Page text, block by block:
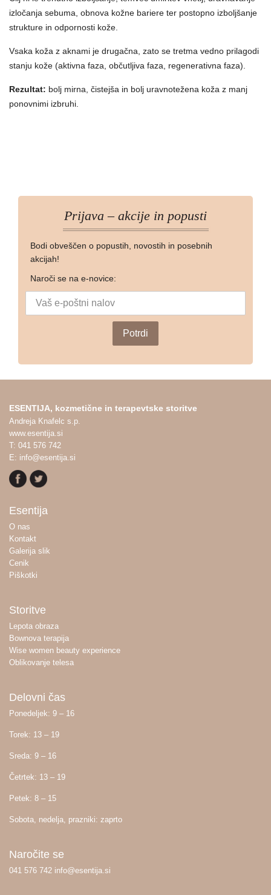
izločanja sebuma, obnova kožne bariere ter postopno izboljšanje
strukture in odpornosti kože.
Vsaka koža z aknami je drugačna, zato se tretma vedno prilagodi
stanju kože (aktivna faza, občutljiva faza, regenerativna faza).
Rezultat: bolj mirna, čistejša in bolj uravnotežena koža z manj
ponovnimi izbruhi.
Prijava – akcije in popusti
Bodi obveščen o popustih, novostih in posebnih
akcijah!
Naroči se na e-novice:
ESENTIJA, kozmetične in terapevtske storitve
Andreja Knafelc s.p.
www.esentija.si
T: 041 576 742
E: info@esentija.si
Esentija
O nas
Kontakt
Galerija slik
Cenik
Piškotki
Storitve
Lepota obraza
Bownova terapija
Wise women beauty experience
Oblikovanje telesa
Delovni čas
Ponedeljek: 9 – 16
Torek: 13 – 19
Sreda: 9 – 16
Četrtek: 13 – 19
Petek: 8 – 15
Sobota, nedelja, prazniki: zaprto
Naročite se
041 576 742 info@esentija.si